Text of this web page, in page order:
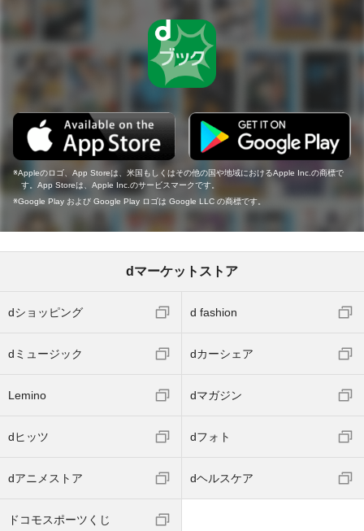
Appleのロゴ、App Storeは、米国もしくはその他の国や地域におけるApple Inc.の商標で
す。App Storeは、Apple Inc.のサービスマークです。
Google Play および Google Play ロゴは Google LLC の商標です。
dマーケットストア
dショッピング d fashion
dミュージック dカーシェア
Lemino dマガジン
dヒッツ dフォト
dアニメストア dヘルスケア
ドコモスポーツくじ